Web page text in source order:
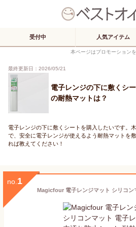
受付中 人気アイテム
本ページはプロモーション
最終更新日：2026/05/21
電子レンジの下に敷くシ
の耐熱マットは？
電子レンジの下に敷くシートを購入したいです。
で、安全に電子レンジが使えるよう耐熱マットを
れば教えてください！
no. 1